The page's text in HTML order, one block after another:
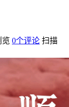
览 0个评论 扫描